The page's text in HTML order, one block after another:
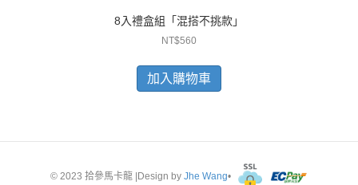
8入禮盒組「混搭不挑款」
NT$560
加入購物車
© 2023 拾參馬卡龍 |Design by Jhe Wang•